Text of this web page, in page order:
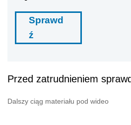
Sprawd
ź
Przed zatrudnieniem
Dalszy ciąg materiału pod wideo